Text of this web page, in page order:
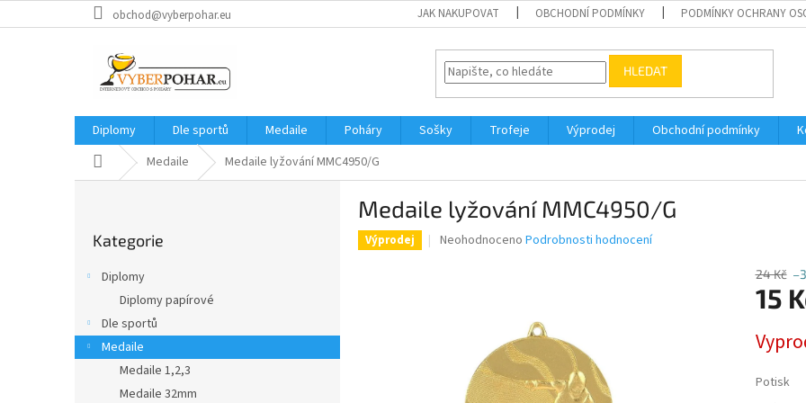
na
obchod@vyberpohar.eu JAK NAKUPOVAT OBCHODNÍ PODMÍNKY PODMÍNKY OCHRANY
HLEDAT
Diplomy Dle sportů Medaile Poháry Sošky Trofeje Výprodej Obchodní podmínky
Domů Medaile Medaile lyžování MMC4950/G
kategorie
Kategorie
Diplomy
Diplomy papírové
Dle sportů
Medaile
Medaile 1,2,3
Medaile 32mm
Medaile lyžování MMC4950/G
Výprodej
Průměrné
hvězdiček.
Neohodnoceno Podrobnosti hodnocení
24 Kč
15
cena:
Potisk